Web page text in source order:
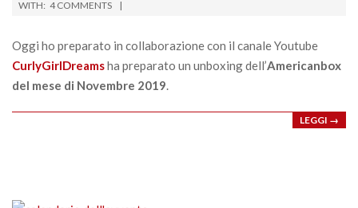
11-
WITH: 4 COMMENTS
Oggi ho preparato in collaborazione con il canale Youtube
CurlyGirlDreamsha preparato un unboxing dell’Americanbox
del mese di Novembre 2019.
LEGGI →